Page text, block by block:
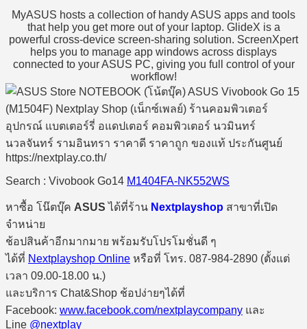
MyASUS hosts a collection of handy ASUS apps and tools
that help you get more out of your laptop. GlideX is a
powerful cross-device screen-sharing solution. ScreenXpert
helps you to manage app windows across displays
connected to your ASUS PC, giving you full control of your
workflow!
Search : Vivobook Go14 M1404FA-NK552WS
หาซื้อ โน๊ตบุ๊ค ASUS ได้ที่ร้าน Nextplayshop สาขาที่เปิด
จำหน่าย
ช้อปสินค้าอีกมากมาย พร้อมรับโปรโมชั่นดี ๆ
ได้ที่ Nextplayshop Online หรือที่ โทร. 087-984-2890 (ตั้งแต่
เวลา 09.00-18.00 น.)
และบริการ Chat&Shop ช้อปง่ายๆได้ที่
Facebook: www.facebook.com/nextplaycompany และ
Line @nextplay